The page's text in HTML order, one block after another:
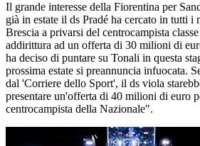
Il grande interesse della Fiorentina per
già in estate il ds Pradé ha cercato in tutti i
Brescia a privarsi del centrocampista
addirittura ad un offerta di 30 milioni di
ha deciso di puntare su Tonali in questa
prossima estate si preannuncia infuocata.
dal 'Corriere dello Sport', il ds viola
presentare un'offerta di 40 milioni di euro
centrocampista della Nazionale".